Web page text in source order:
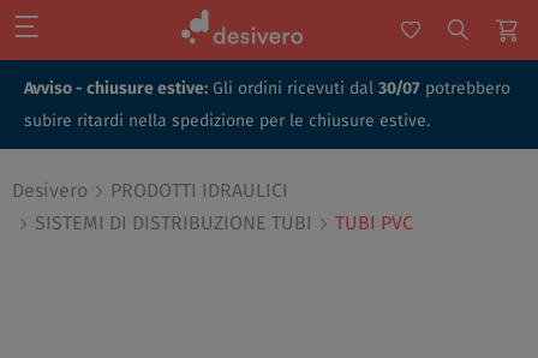
Avviso - chiusure estive: Gli ordini ricevuti dal 30/07 potrebbero
subire ritardi nella spedizione per le chiusure estive.
Desivero
PRODOTTI IDRAULICI
SISTEMI DI DISTRIBUZIONE TUBI
TUBI PVC